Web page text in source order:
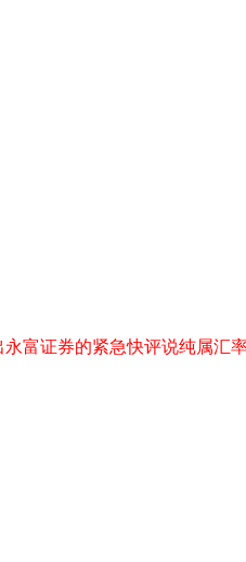
富证券的紧急快评说纯属汇